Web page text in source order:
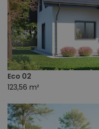
Eco 02
123,56 m²